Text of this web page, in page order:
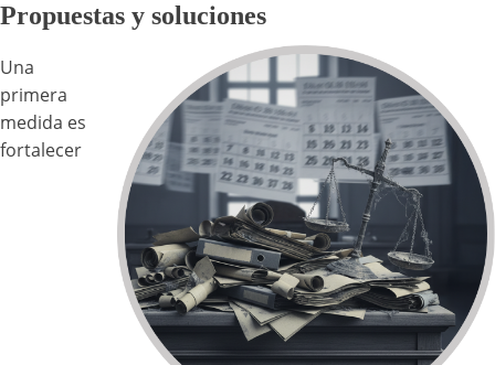
Propuestas y soluciones
Una
primera
medida es
fortalecer